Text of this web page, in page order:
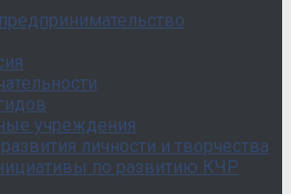
учреждения
личности и творчества
по развитию КЧР